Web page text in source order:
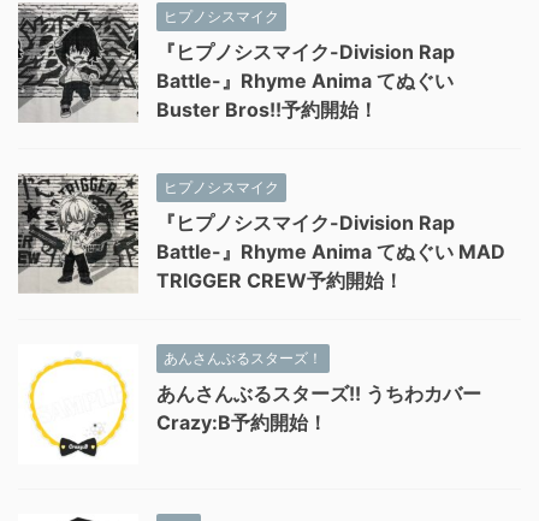
ヒプノシスマイク
『ヒプノシスマイク-Division Rap
Battle-』Rhyme Anima てぬぐい
Buster Bros!!予約開始！
ヒプノシスマイク
『ヒプノシスマイク-Division Rap
Battle-』Rhyme Anima てぬぐい MAD
TRIGGER CREW予約開始！
あんさんぶるスターズ！
あんさんぶるスターズ!! うちわカバー
Crazy:B予約開始！